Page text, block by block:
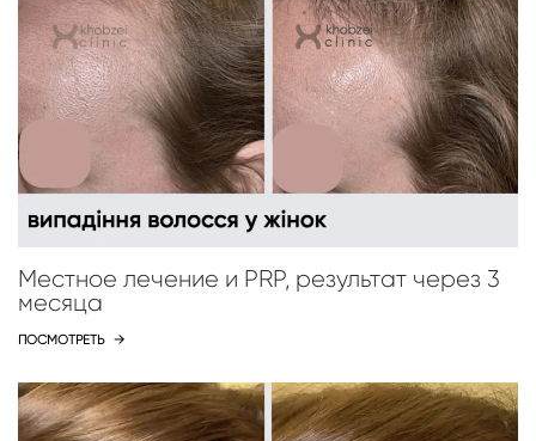
Местное лечение и PRP, результат через 3
месяца
ПОСМОТРЕТЬ →